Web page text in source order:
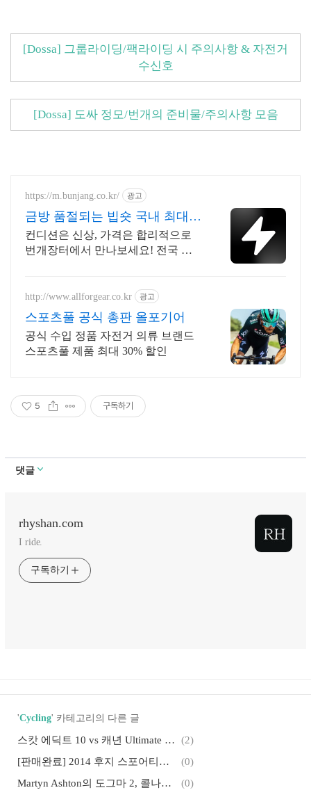
[Dossa] 그룹라이딩/팩라이딩 시 주의사항 & 자전거
수신호
[Dossa] 도싸 정모/번개의 준비물/주의사항 모음
https://m.bunjang.co.kr/ 광고
금방 품절되는 빕숏 국내 최대
브랜드 중고거래
컨디션은 신상, 가격은 합리적으로
번개장터에서 만나보세요! 전국 각
드
http://www.allforgear.co.kr 광고
스포츠풀 공식 총판 올포기어
공식 수입 정품 자전거 의류 브랜드
스포츠풀 제품 최대 30% 할인
5 구독하기
댓글
rhyshan.com
I ride.
구독하기
'Cycling' 카테고리의 다른 글
스캇 에딕트 10 vs 캐년 Ultimate CF SLX 9.0
(2)
[판매완료] 2014 후지 스포어티프 2.3 XS(46): 5월 구입/2000km
(0)
Martyn Ashton의 도그마 2, 콜나고 C59: Road Bike Party
(0)